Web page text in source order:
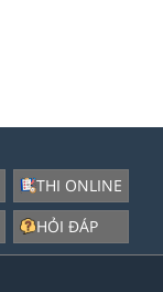
THI ONLINE
HỎI ĐÁP